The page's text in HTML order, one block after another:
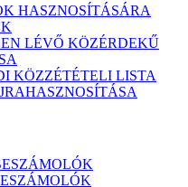
HASZNOSÍTÁSÁRA
LÉVŐ KÖZÉRDEKŰ
KÖZZÉTÉTELI LISTA